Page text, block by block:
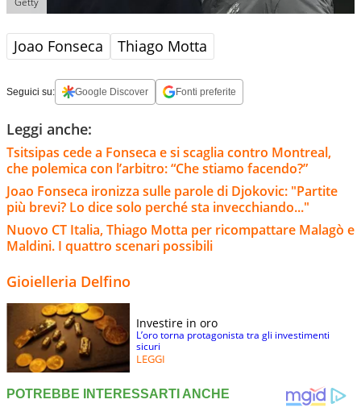
Joao Fonseca Thiago Motta
Seguici su: Google Discover Fonti preferite
Leggi anche:
Tsitsipas cede a Fonseca e si scaglia contro Montreal,
che polemica con l’arbitro: “Che stiamo facendo?”
Joao Fonseca ironizza sulle parole di Djokovic: "Partite
più brevi? Lo dice solo perché sta invecchiando..."
Nuovo CT Italia, Thiago Motta per ricompattare Malagò e
Maldini. I quattro scenari possibili
Gioielleria Delfino
Investire in oro
L’oro torna protagonista tra gli investimenti
sicuri
LEGGI